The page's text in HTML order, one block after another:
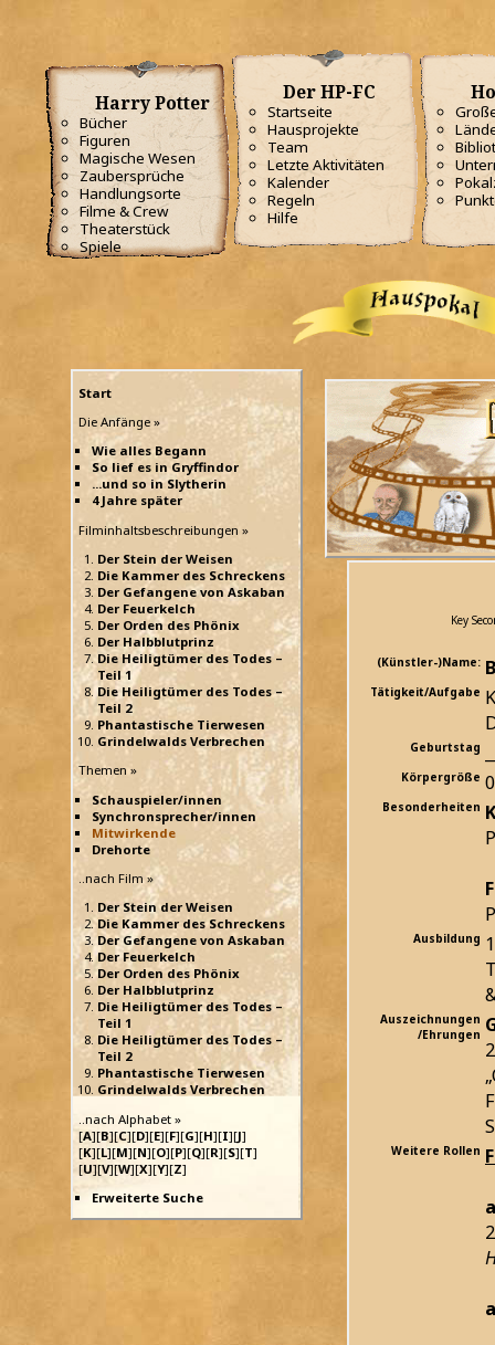
Harry Potter
Bücher
Figuren
Magische Wesen
Zaubersprüche
Handlungsorte
Filme & Crew
Theaterstück
Spiele
Der HP-FC
Startseite
Hausprojekte
Team
Letzte Aktivitäten
Kalender
Regeln
Hilfe
Start
Die Anfänge »
Wie alles Begann
So lief es in Gryffindor
...und so in Slytherin
4 Jahre später
Filminhaltsbeschreibungen »
Der Stein der Weisen
Die Kammer des Schreckens
Der Gefangene von Askaban
Der Feuerkelch
Der Orden des Phönix
Der Halbblutprinz
Die Heiligtümer des Todes –
Teil 1
Die Heiligtümer des Todes –
Teil 2
Phantastische Tierwesen
Grindelwalds Verbrechen
Themen »
Schauspieler/innen
Synchronsprecher/innen
Mitwirkende
Drehorte
..nach Film »
Der Stein der Weisen
Die Kammer des Schreckens
Der Gefangene von Askaban
Der Feuerkelch
Der Orden des Phönix
Der Halbblutprinz
Die Heiligtümer des Todes –
Teil 1
Die Heiligtümer des Todes –
Teil 2
Phantastische Tierwesen
Grindelwalds Verbrechen
..nach Alphabet »
[A][B][C][D][E][F][G][H][I][J]
[K][L][M][N][O][P][Q][R][S][T]
[U][V][W][X][Y][Z]
Erweiterte Suche
Key
(Künstler-)Name:
Tätigkeit/Aufgabe
Geburtstag
Körpergröße
Besonderheiten
Ausbildung
Auszeichnungen
/Ehrungen
Weitere Rollen